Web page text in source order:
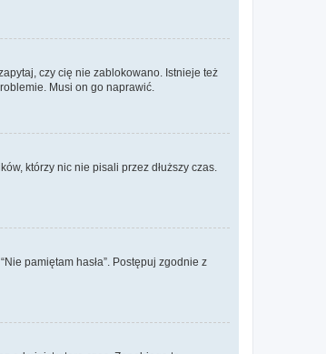
czy cię nie zablokowano. Istnieje też
Musi on go naprawić.
którzy nic nie pisali przez dłuższy czas.
pamiętam hasła”. Postępuj zgodnie z